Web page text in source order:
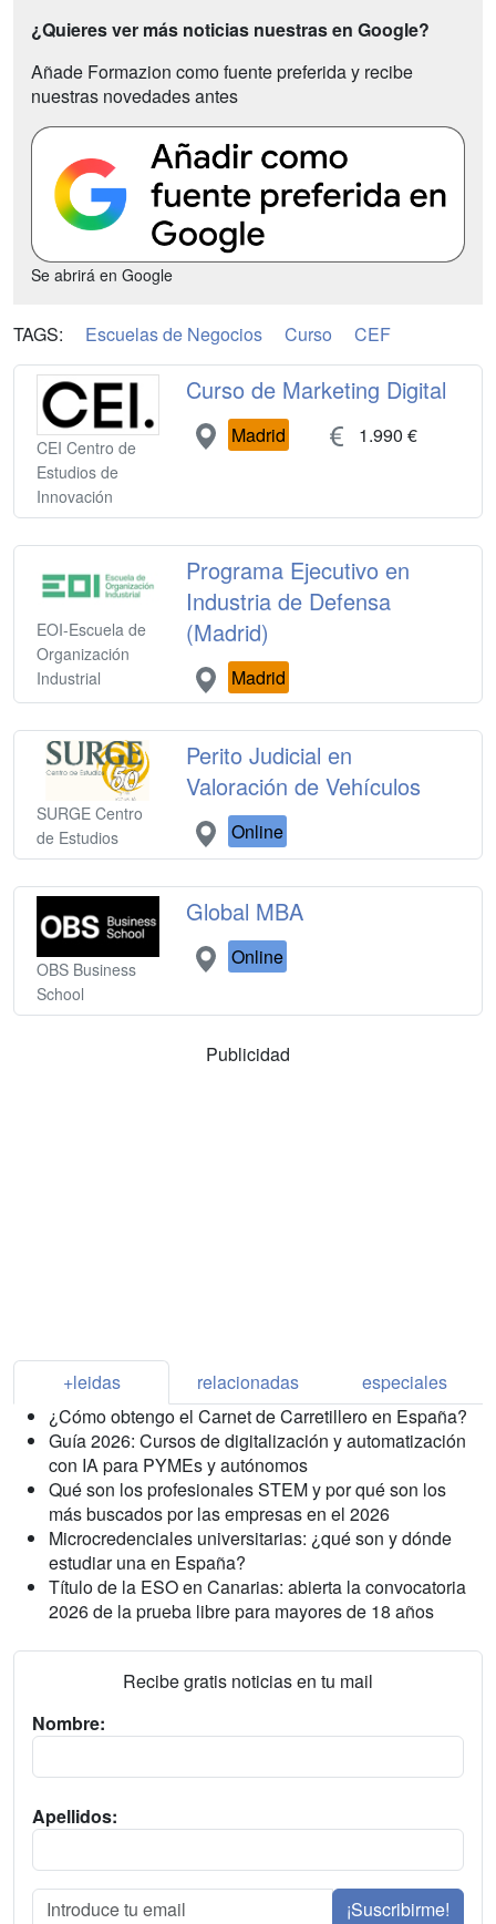
¿Quieres ver más noticias nuestras en Google?
Añade Formazion como fuente preferida y recibe
nuestras novedades antes
Se abrirá en Google
TAGS: Escuelas de Negocios Curso CEF
CEI Centro de
Estudios de
Innovación
Curso de Marketing Digital
Madrid 1.990 €
EOI-Escuela de
Organización
Industrial
Programa Ejecutivo en
Industria de Defensa
(Madrid)
Madrid
SURGE Centro
de Estudios
Perito Judicial en
Valoración de Vehículos
Online
OBS Business
School
Global MBA
Online
Publicidad
+leidas relacionadas
especiales
¿Cómo obtengo el Carnet de Carretillero en España?
Guía 2026: Cursos de digitalización y automatización
con IA para PYMEs y autónomos
Qué son los profesionales STEM y por qué son los
más buscados por las empresas en el 2026
Microcredenciales universitarias: ¿qué son y dónde
estudiar una en España?
Título de la ESO en Canarias: abierta la convocatoria
2026 de la prueba libre para mayores de 18 años
Recibe gratis noticias en tu mail
Nombre:
Apellidos:
¡Suscribirme!